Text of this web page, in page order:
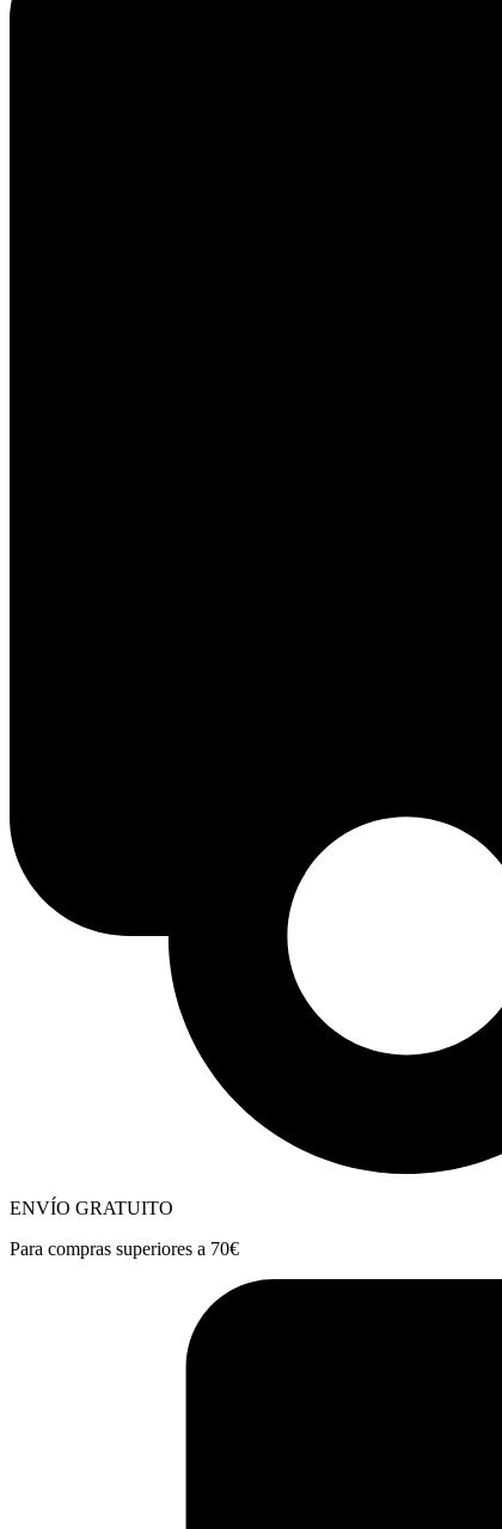
ENVÍO GRATUITO
Para compras superiores a 70€